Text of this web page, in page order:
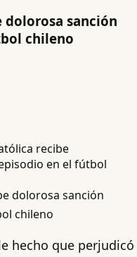
dolorosa sanción
chileno
dolorosa sanción
chileno
hecho que perjudicó